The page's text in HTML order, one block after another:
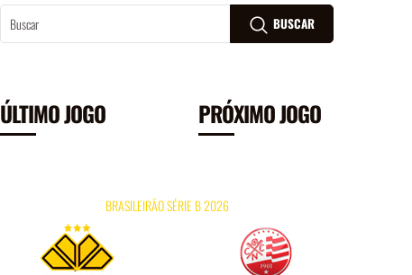
BUSCAR
ÚLTIMO JOGO PRÓXIMO JOGO
BRASILEIRÃO SÉRIE B 2026